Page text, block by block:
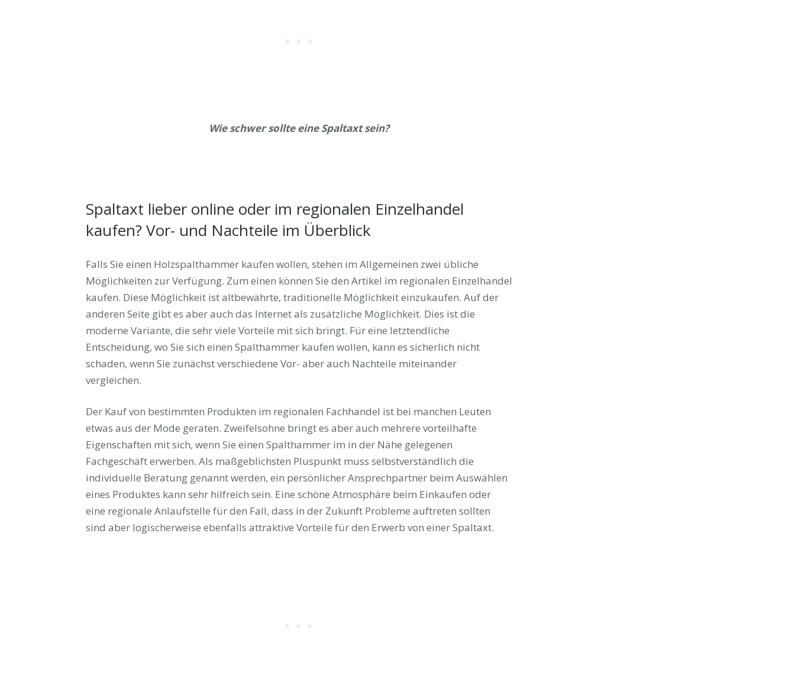
Wie schwer sollte eine Spaltaxt sein?
Spaltaxt lieber online oder im regionalen Einzelhandel
kaufen? Vor- und Nachteile im Überblick
Falls Sie einen Holzspalthammer kaufen wollen, stehen im Allgemeinen zwei übliche
Möglichkeiten zur Verfügung. Zum einen können Sie den Artikel im regionalen Einzelhandel
kaufen. Diese Möglichkeit ist altbewährte, traditionelle Möglichkeit einzukaufen. Auf der
anderen Seite gibt es aber auch das Internet als zusätzliche Möglichkeit. Dies ist die
moderne Variante, die sehr viele Vorteile mit sich bringt. Für eine letztendliche
Entscheidung, wo Sie sich einen Spalthammer kaufen wollen, kann es sicherlich nicht
schaden, wenn Sie zunächst verschiedene Vor- aber auch Nachteile miteinander
vergleichen.
Der Kauf von bestimmten Produkten im regionalen Fachhandel ist bei manchen Leuten
etwas aus der Mode geraten. Zweifelsohne bringt es aber auch mehrere vorteilhafte
Eigenschaften mit sich, wenn Sie einen Spalthammer im in der Nähe gelegenen
Fachgeschäft erwerben. Als maßgeblichsten Pluspunkt muss selbstverständlich die
individuelle Beratung genannt werden, ein persönlicher Ansprechpartner beim Auswählen
eines Produktes kann sehr hilfreich sein. Eine schöne Atmosphäre beim Einkaufen oder
eine regionale Anlaufstelle für den Fall, dass in der Zukunft Probleme auftreten sollten
sind aber logischerweise ebenfalls attraktive Vorteile für den Erwerb von einer Spaltaxt.